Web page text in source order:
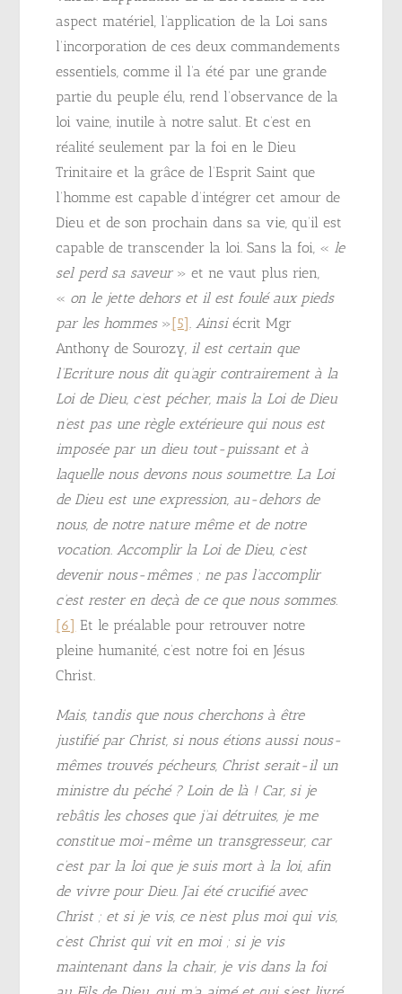
aspect matériel, l’application de la Loi sans
l’incorporation de ces deux commandements
essentiels, comme il l’a été par une grande
partie du peuple élu, rend l’observance de la
loi vaine, inutile à notre salut. Et c’est en
réalité seulement par la foi en le Dieu
Trinitaire et la grâce de l’Esprit Saint que
l’homme est capable d’intégrer cet amour de
Dieu et de son prochain dans sa vie, qu’il est
capable de transcender la loi. Sans la foi, « le
sel perd sa saveur » et ne vaut plus rien,
« on le jette dehors et il est foulé aux pieds
par les hommes »[5].Ainsiécrit Mgr
Anthony de Sourozy, il est certain que
l’Ecriture nous dit qu’agir contrairement à la
Loi de Dieu, c’est pécher, mais la Loi de Dieu
n’est pas une règle extérieure qui nous est
imposée par un dieu tout-puissant et à
laquelle nous devons nous soumettre. La Loi
de Dieu est une expression, au-dehors de
nous, de notre nature même et de notre
vocation. Accomplir la Loi de Dieu, c’est
devenir nous-mêmes ; ne pas l’accomplir
c’est rester en deçà de ce que nous sommes.
[6] Et le préalable pour retrouver notre
pleine humanité, c’est notre foi en Jésus
Christ.
Mais, tandis que nous cherchons à être
justifié par Christ, si nous étions aussi nous-
mêmes trouvés pécheurs, Christ serait-il un
ministre du péché ? Loin de là ! Car, si je
rebâtis les choses que j’ai détruites, je me
constitue moi-même un transgresseur, car
c’est par la loi que je suis mort à la loi, afin
de vivre pour Dieu. J’ai été crucifié avec
Christ ; et si je vis, ce n’est plus moi qui vis,
c’est Christ qui vit en moi ; si je vis
maintenant dans la chair, je vis dans la foi